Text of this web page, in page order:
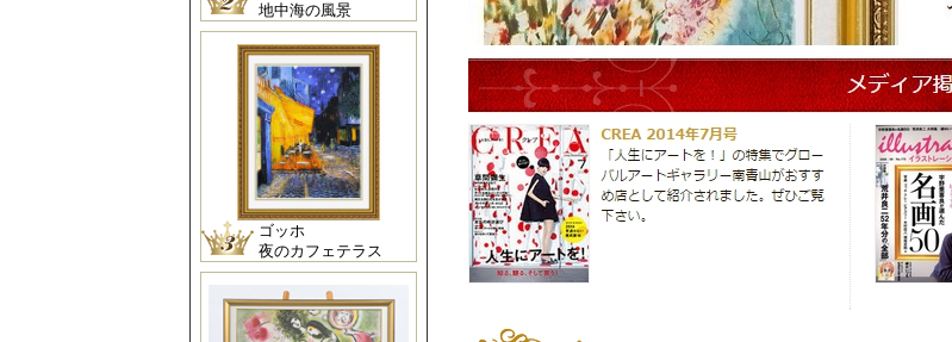
地中海の風景
ゴッホ
夜のカフェテラス